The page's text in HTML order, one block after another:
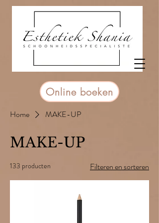
Online boeken
Home MAKE-UP
MAKE-UP
133 producten Filteren en sorteren